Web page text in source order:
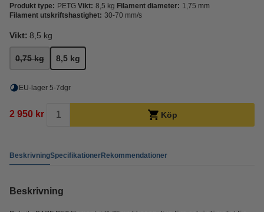
Produkt type: PETG Vikt: 8,5 kg Filament diameter: 1,75 mm
Filament utskriftshastighet: 30-70 mm/s
Vikt: 8,5 kg
0,75 kg 8,5 kg
EU-lager 5-7dgr
2 950 kr Köp
BeskrivningSpecifikationerRekommendationer
Beskrivning